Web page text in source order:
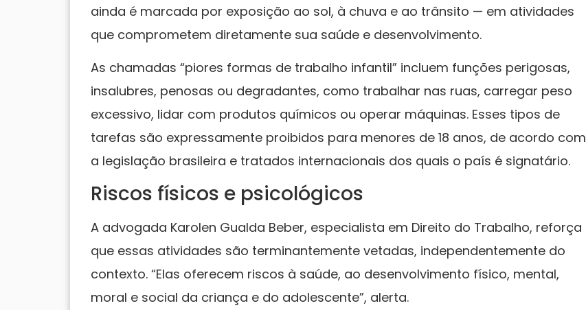
ainda é marcada por exposição ao sol, à chuva e ao trânsito — em atividades
que comprometem diretamente sua saúde e desenvolvimento.
As chamadas “piores formas de trabalho infantil” incluem funções perigosas,
insalubres, penosas ou degradantes, como trabalhar nas ruas, carregar peso
excessivo, lidar com produtos químicos ou operar máquinas. Esses tipos de
tarefas são expressamente proibidos para menores de 18 anos, de acordo com
a legislação brasileira e tratados internacionais dos quais o país é signatário.
Riscos físicos e psicológicos
A advogada Karolen Gualda Beber, especialista em Direito do Trabalho, reforça
que essas atividades são terminantemente vetadas, independentemente do
contexto. “Elas oferecem riscos à saúde, ao desenvolvimento físico, mental,
moral e social da criança e do adolescente”, alerta.